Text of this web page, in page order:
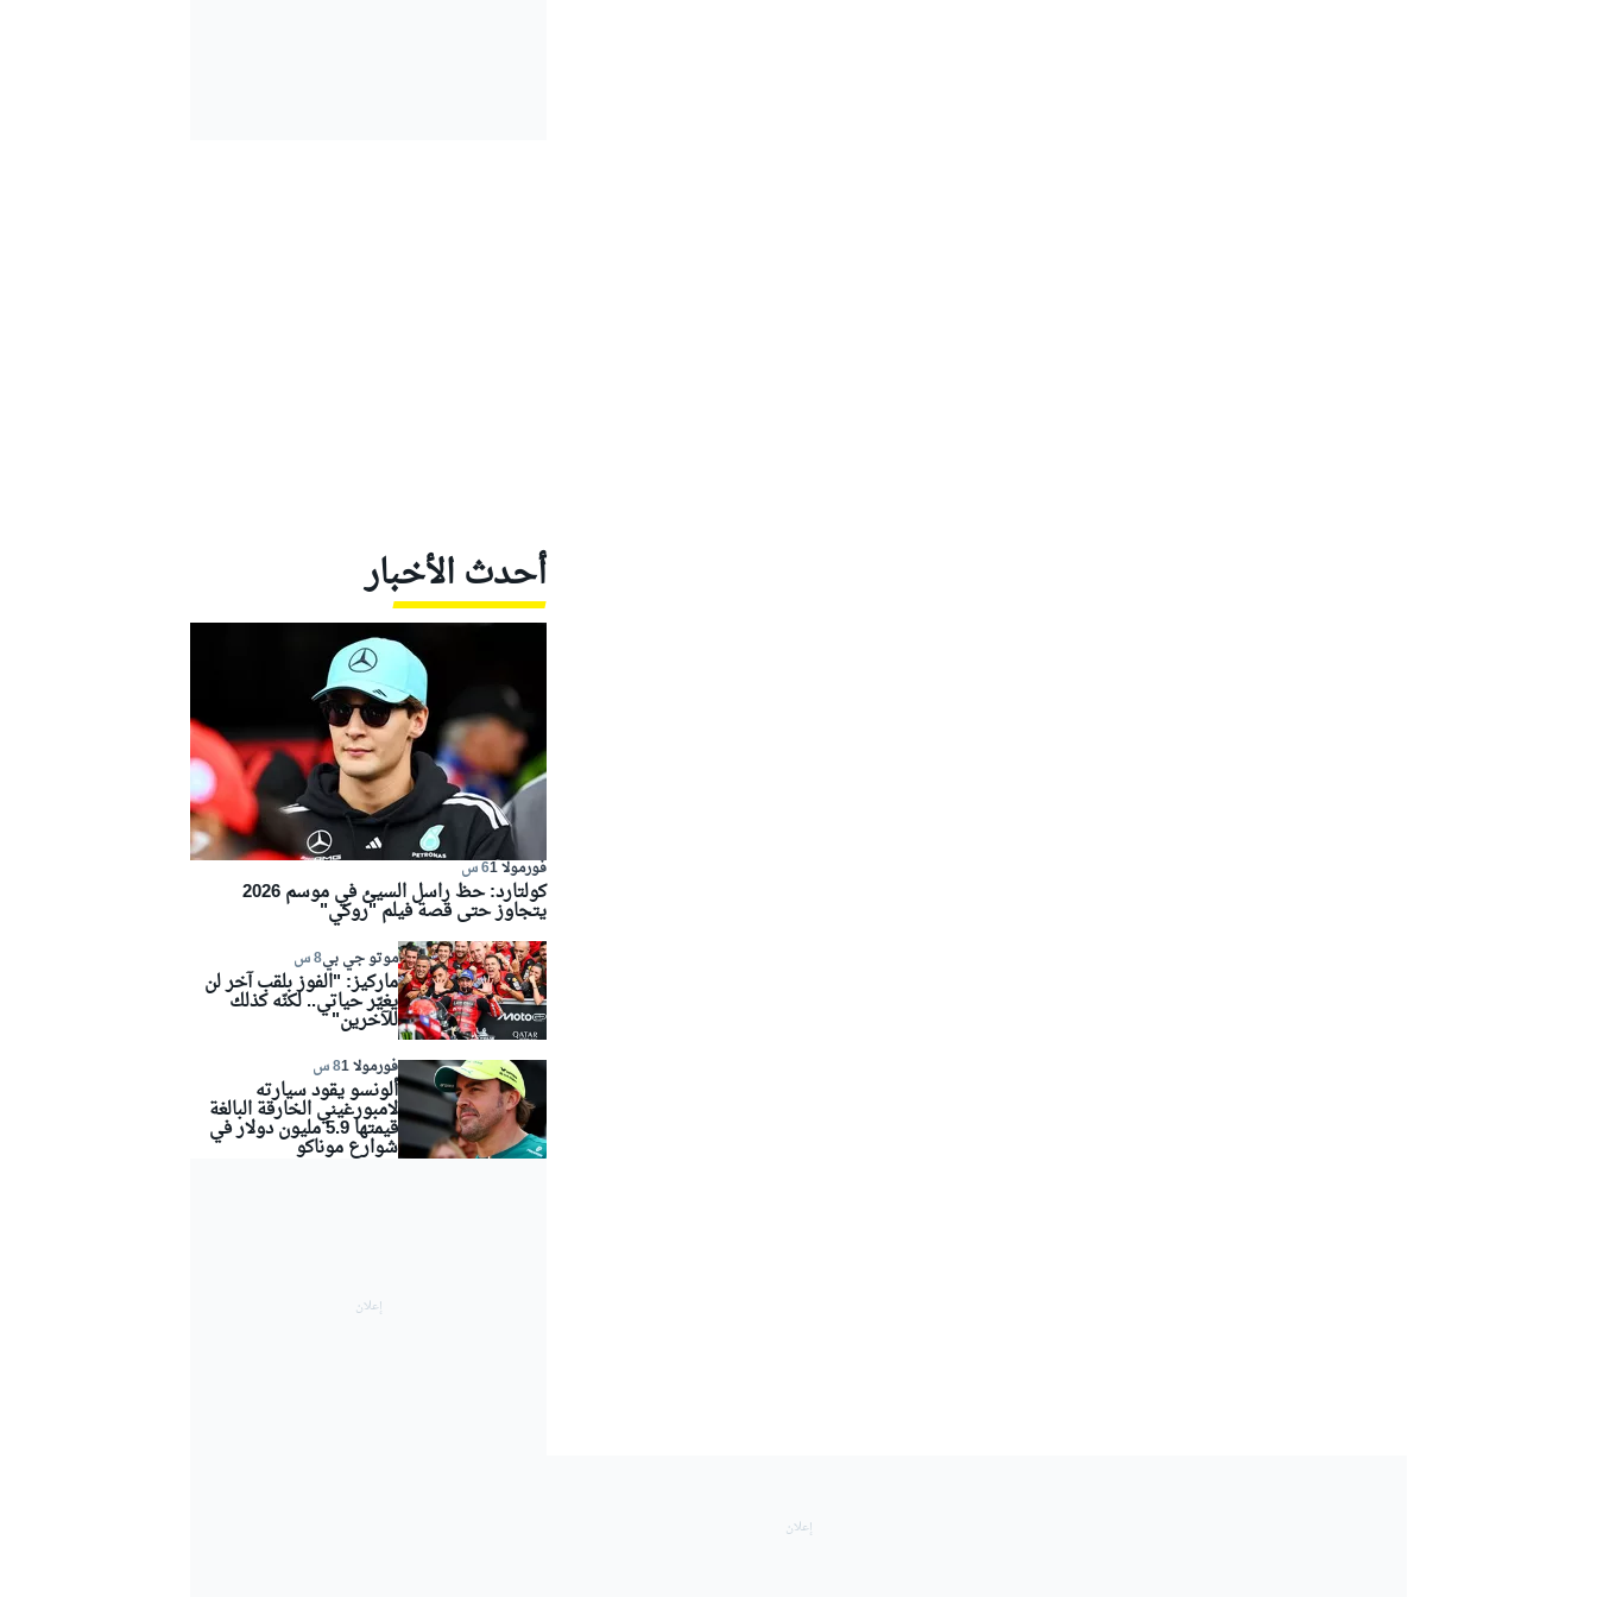
أحدث الأخبار
فورمولا 1 6 س
كولتارد: حظ راسل السيئ في موسم 2026
يتجاوز حتى قصة فيلم "روكي"
موتو جي بي8 س
ماركيز: "الفوز بلقب آخر لن
يغيّر حياتي.. لكنّه كذلك
للآخرين"
فورمولا 1 8 س
ألونسو يقود سيارته
لامبورغيني الخارقة البالغة
قيمتها 5.9 مليون دولار في
شوارع موناكو